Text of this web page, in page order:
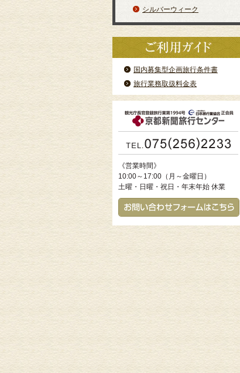
シルバーウィーク
国内募集型企画旅行条件書
旅行業務取扱料金表
《営業時間》
10:00～17:00（月～金曜日）
土曜・日曜・祝日・年末年始 休業